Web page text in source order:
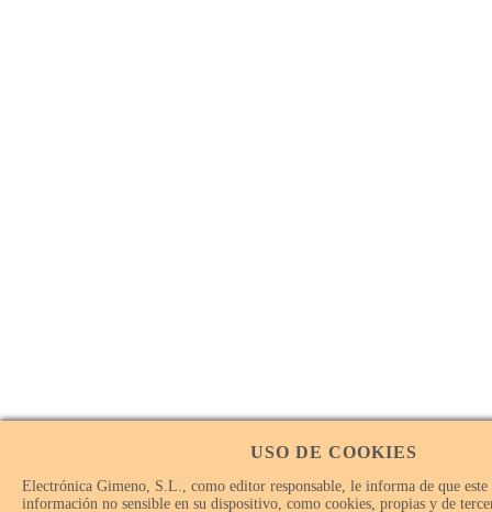
USO DE COOKIES
Electrónica Gimeno, S.L., como editor responsable, le informa de que este
información no sensible en su dispositivo, como cookies, propias y de